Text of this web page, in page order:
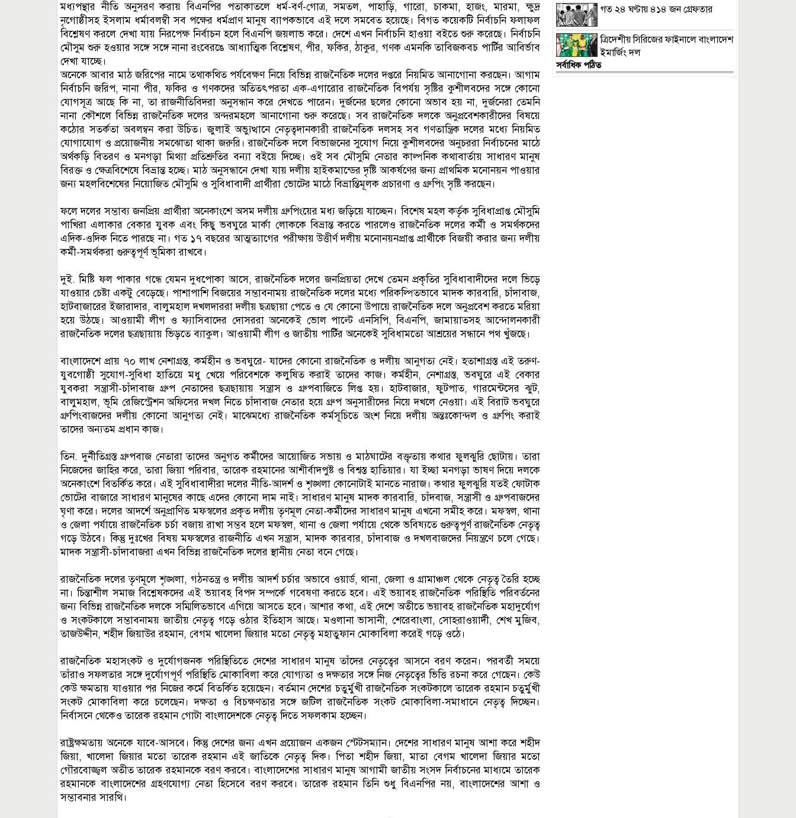
মধ্যপন্থার নীতি অনুসরণ করায় বিএনপির পতাকাতলে ধর্ম-বর্ণ-গোত্র, সমতল, পাহাড়ি, গারো, চাকমা, হাজং, মারমা, ক্ষুদ্র
নৃগোষ্ঠীসহ ইসলাম ধর্মাবলম্বী সব পক্ষের ধর্মপ্রাণ মানুষ ব্যাপকভাবে এই দলে সমবেত হয়েছে। বিগত কয়েকটি নির্বাচনি ফলাফল
বিশ্লেষণ করলে দেখা যায় নিরপেক্ষ নির্বাচন হলে বিএনপি জয়লাভ করে। দেশে এখন নির্বাচনি হাওয়া বইতে শুরু করেছে। নির্বাচনি
মৌসুম শুরু হওয়ার সঙ্গে সঙ্গে নানা রংবেরঙে আধ্যাত্মিক বিশ্লেষণ, পীর, ফকির, ঠাকুর, গণক এমনকি তাবিজকবচ পার্টির আবির্ভাব
দেখা যাচ্ছে।
অনেকে আবার মাঠ জরিপের নামে তথাকথিত পর্যবেক্ষণ নিয়ে বিভিন্ন রাজনৈতিক দলের দপ্তরে নিয়মিত আনাগোনা করছেন। আগাম
নির্বাচনি জরিপ, নানা পীর, ফকির ও গণকদের অতিতৎপরতা এক-এগারোর রাজনৈতিক বিপর্যয় সৃষ্টির কুশীলবদের সঙ্গে কোনো
যোগসূত্র আছে কি না, তা রাজনীতিবিদরা অনুসন্ধান করে দেখতে পারেন। দুর্জনের ছলের কোনো অভাব হয় না, দুর্জনেরা তেমনি
নানা কৌশলে বিভিন্ন রাজনৈতিক দলের অন্দরমহলে আনাগোনা শুরু করেছে। সব রাজনৈতিক দলকে অনুপ্রবেশকারীদের বিষয়ে
কঠোর সতর্কতা অবলম্বন করা উচিত। জুলাই অভ্যুত্থানে নেতৃত্বদানকারী রাজনৈতিক দলসহ সব গণতান্ত্রিক দলের মধ্যে নিয়মিত
যোগাযোগ ও প্রয়োজনীয় সমঝোতা থাকা জরুরি। রাজনৈতিক দলে বিভাজনের সুযোগ নিয়ে কুশীলবদের অনুচররা নির্বাচনের মাঠে
অর্থকড়ি বিতরণ ও মনগড়া মিথ্যা প্রতিশ্রুতির বন্যা বইয়ে দিচ্ছে। ওই সব মৌসুমি নেতার কাল্পনিক কথাবার্তায় সাধারণ মানুষ
বিরক্ত ও ক্ষেত্রবিশেষে বিভ্রান্ত হচ্ছে। মাঠ অনুসন্ধানে দেখা যায় দলীয় হাইকমান্ডের দৃষ্টি আকর্ষণের জন্য প্রাথমিক মনোনয়ন পাওয়ার
জন্য মহলবিশেষের নিয়োজিত মৌসুমি ও সুবিধাবাদী প্রার্থীরা ভোটের মাঠে বিভ্রান্তিমূলক প্রচারণা ও গ্রুপিং সৃষ্টি করছেন।
ফলে দলের সম্ভাব্য জনপ্রিয় প্রার্থীরা অনেকাংশে অসম দলীয় গ্রুপিংয়ের মধ্য জড়িয়ে যাচ্ছেন। বিশেষ মহল কর্তৃক সুবিধাপ্রাপ্ত মৌসুমি
পাখিরা এলাকার বেকার যুবক এবং কিছু ভবঘুরে মার্কা লোককে বিভ্রান্ত করতে পারলেও রাজনৈতিক দলের কর্মী ও সমর্থকদের
এদিক-ওদিক নিতে পারছে না। গত ১৭ বছরের আত্মত্যাগের পরীক্ষায় উত্তীর্ণ দলীয় মনোনয়নপ্রাপ্ত প্রার্থীকে বিজয়ী করার জন্য দলীয়
কর্মী-সমর্থকরা গুরুত্বপূর্ণ ভূমিকা রাখবে।
দুই. মিষ্টি ফল পাকার গন্ধে যেমন দুধপোকা আসে, রাজনৈতিক দলের জনপ্রিয়তা দেখে তেমন প্রকৃতির সুবিধাবাদীদের দলে ভিড়ে
যাওয়ার চেষ্টা একটু বেড়েছে। পাশাপাশি বিজয়ের সম্ভাবনাময় রাজনৈতিক দলের মধ্যে পরিকল্পিতভাবে মাদক কারবারি, চাঁদাবাজ,
হাটবাজারের ইজারাদার, বালুমহাল দখলদাররা দলীয় ছত্রছায়া পেতে ও যে কোনো উপায়ে রাজনৈতিক দলে অনুপ্রবেশ করতে মরিয়া
হয়ে উঠছে। আওয়ামী লীগ ও ফ্যাসিবাদের দোসররা অনেকেই ভোল পাল্টে এনসিপি, বিএনপি, জামায়াতসহ আন্দোলনকারী
রাজনৈতিক দলের ছত্রছায়ায় ভিড়তে ব্যাকুল। আওয়ামী লীগ ও জাতীয় পার্টির অনেকেই সুবিধামতো আশ্রয়ের সন্ধানে পথ খুঁজছে।
বাংলাদেশে প্রায় ৭০ লাখ নেশাগ্রস্ত, কর্মহীন ও ভবঘুরে- যাদের কোনো রাজনৈতিক ও দলীয় আনুগত্য নেই। হতাশাগ্রস্ত এই তরুণ-
যুবগোষ্ঠী সুযোগ-সুবিধা হাতিয়ে মধু খেয়ে পরিবেশকে কলুষিত করাই তাদের কাজ। কর্মহীন, নেশাগ্রস্ত, ভবঘুরে এই বেকার
যুবকরা সন্ত্রাসী-চাঁদাবাজ গ্রুপ নেতাদের ছত্রছায়ায় সন্ত্রাস ও গ্রুপবাজিতে লিপ্ত হয়। হাটবাজার, ফুটপাত, গারমেন্টসের ঝুট,
বালুমহাল, ভূমি রেজিস্ট্রেশন অফিসের দখল নিতে চাঁদাবাজ নেতার হয়ে গ্রুপ অনুসারীদের নিয়ে দখলে নেওয়া। এই বিরাট ভবঘুরে
গ্রুপিংবাজদের দলীয় কোনো আনুগত্য নেই। মাঝেমধ্যে রাজনৈতিক কর্মসূচিতে অংশ নিয়ে দলীয় অন্তঃকোন্দল ও গ্রুপিং করাই
তাদের অন্যতম প্রধান কাজ।
তিন. দুর্নীতিগ্রস্ত গ্রুপবাজ নেতারা তাদের অনুগত কর্মীদের আয়োজিত সভায় ও মাঠঘাটের বক্তৃতায় কথার ফুলঝুরি ছোটায়। তারা
নিজেদের জাহির করে, তারা জিয়া পরিবার, তারেক রহমানের আশীর্বাদপুষ্ট ও বিশ্বস্ত হাতিয়ার। যা ইচ্ছা মনগড়া ভাষণ দিয়ে দলকে
অনেকাংশে বিতর্কিত করে। এই সুবিধাবাদীরা দলের নীতি-আদর্শ ও শৃঙ্খলা কোনোটাই মানতে নারাজ। কথার ফুলঝুরি যতই ফোটাক
ভোটের বাজারে সাধারণ মানুষের কাছে এদের কোনো দাম নাই। সাধারণ মানুষ মাদক কারবারি, চাঁদবাজ, সন্ত্রাসী ও গ্রুপবাজদের
ঘৃণা করে। দলের আদর্শে অনুপ্রাণিত মফস্বলের প্রকৃত দলীয় তৃণমূল নেতা-কর্মীদের সাধারণ মানুষ এখনো সমীহ করে। মফস্বল, থানা
ও জেলা পর্যায়ে রাজনৈতিক চর্চা বজায় রাখা সম্ভব হলে মফস্বল, থানা ও জেলা পর্যায়ে থেকে ভবিষ্যতে গুরুত্বপূর্ণ রাজনৈতিক নেতৃত্ব
গড়ে উঠবে। কিন্তু দুঃখের বিষয় মফস্বলের রাজনীতি এখন সন্ত্রাস, মাদক কারবার, চাঁদাবাজ ও দখলবাজদের নিয়ন্ত্রণে চলে গেছে।
মাদক সন্ত্রাসী-চাঁদাবাজরা এখন বিভিন্ন রাজনৈতিক দলের স্থানীয় নেতা বনে গেছে।
রাজনৈতিক দলের তৃণমূলে শৃঙ্খলা, গঠনতন্ত্র ও দলীয় আদর্শ চর্চার অভাবে ওয়ার্ড, থানা, জেলা ও গ্রামাঞ্চল থেকে নেতৃত্ব তৈরি হচ্ছে
না। চিন্তাশীল সমাজ বিশ্লেষকদের এই ভয়াবহ বিপদ সম্পর্কে গবেষণা করতে হবে। এই ভয়াবহ রাজনৈতিক পরিস্থিতি পরিবর্তনের
জন্য বিভিন্ন রাজনৈতিক দলকে সম্মিলিতভাবে এগিয়ে আসতে হবে। আশার কথা, এই দেশে অতীতে ভয়াবহ রাজনৈতিক মহাদুর্যোগ
ও সংকটকালে সম্ভাবনাময় জাতীয় নেতৃত্ব গড়ে ওঠার ইতিহাস আছে। মওলানা ভাসানী, শেরেবাংলা, সোহরাওয়ার্দী, শেখ মুজিব,
তাজউদ্দীন, শহীদ জিয়াউর রহমান, বেগম খালেদা জিয়ার মতো নেতৃত্ব মহাতুফান মোকাবিলা করেই গড়ে ওঠে।
রাজনৈতিক মহাসংকট ও দুর্যোগজনক পরিস্থিতিতে দেশের সাধারণ মানুষ তাঁদের নেতৃত্বের আসনে বরণ করেন। পরবর্তী সময়ে
তাঁরাও সফলতার সঙ্গে দুর্যোগপূর্ণ পরিস্থিতি মোকাবিলা করে যোগ্যতা ও দক্ষতার সঙ্গে নিজ নেতৃত্বের ভিত্তি রচনা করে গেছেন। কেউ
কেউ ক্ষমতায় যাওয়ার পর নিজের কর্মে বিতর্কিত হয়েছেন। বর্তমান দেশের চতুর্মুখী রাজনৈতিক সংকটকালে তারেক রহমান চতুর্মুখী
সংকট মোকাবিলা করে চলেছেন। দক্ষতা ও বিচক্ষণতার সঙ্গে জটিল রাজনৈতিক সংকট মোকাবিলা-সমাধানে নেতৃত্ব দিচ্ছেন।
নির্বাসনে থেকেও তারেক রহমান গোটা বাংলাদেশকে নেতৃত্ব দিতে সফলকাম হচ্ছেন।
রাষ্ট্রক্ষমতায় অনেকে যাবে-আসবে। কিন্তু দেশের জন্য এখন প্রয়োজন একজন স্টেটসম্যান। দেশের সাধারণ মানুষ আশা করে শহীদ
জিয়া, খালেদা জিয়ার মতো তারেক রহমান এই জাতিকে নেতৃত্ব দিক। পিতা শহীদ জিয়া, মাতা বেগম খালেদা জিয়ার মতো
গৌরবোজ্জ্বল অতীত তারেক রহমানকে বরণ করবে। বাংলাদেশের সাধারণ মানুষ আগামী জাতীয় সংসদ নির্বাচনের মাধ্যমে তারেক
রহমানকে বাংলাদেশের গ্রহণযোগ্য নেতা হিসেবে বরণ করবে। তারেক রহমান তিনি শুধু বিএনপির নয়, বাংলাদেশের আশা ও
সম্ভাবনার সারথি।
গত ২৪ ঘণ্টায় ৪১৪ জন গ্রেফতার
ত্রিদেশীয় সিরিজের ফাইনালে বাংলাদেশ
ইমার্জিং দল
সর্বাধিক পঠিত